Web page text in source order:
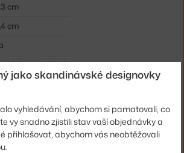
cm
cm
lakovaný hliník
m
lm
jako skandinávské designovky
vyhledávání, abychom si pamatovali, co
vy snadno zjistili stav vaší objednávky a
přihlašovat, abychom vás neobtěžovali